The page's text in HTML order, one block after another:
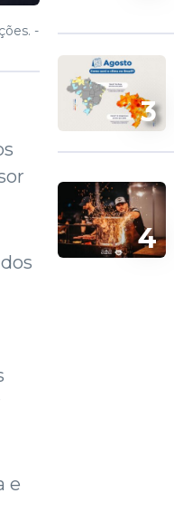
-
e
3
4